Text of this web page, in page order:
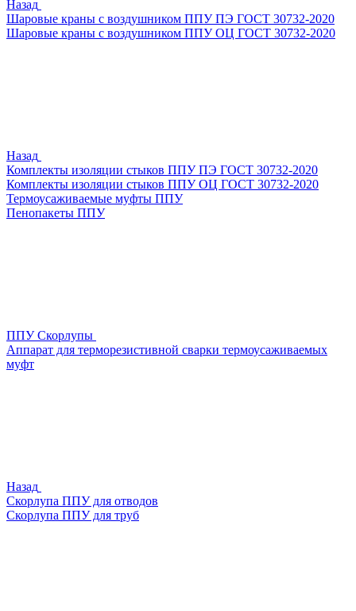
Назад
Шаровые краны с воздушником ППУ ПЭ ГОСТ 30732-2020
Шаровые краны с воздушником ППУ ОЦ ГОСТ 30732-2020
Назад
Комплекты изоляции стыков ППУ ПЭ ГОСТ 30732-2020
Комплекты изоляции стыков ППУ ОЦ ГОСТ 30732-2020
Термоусаживаемые муфты ППУ
Пенопакеты ППУ
ППУ Скорлупы
Аппарат для терморезистивной сварки термоусаживаемых
муфт
Назад
Скорлупа ППУ для отводов
Скорлупа ППУ для труб